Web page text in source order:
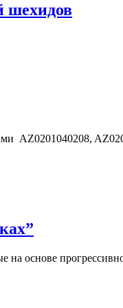
шехидов
AZ0201040208,
основе